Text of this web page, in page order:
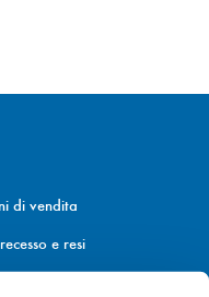
di vendita
e resi